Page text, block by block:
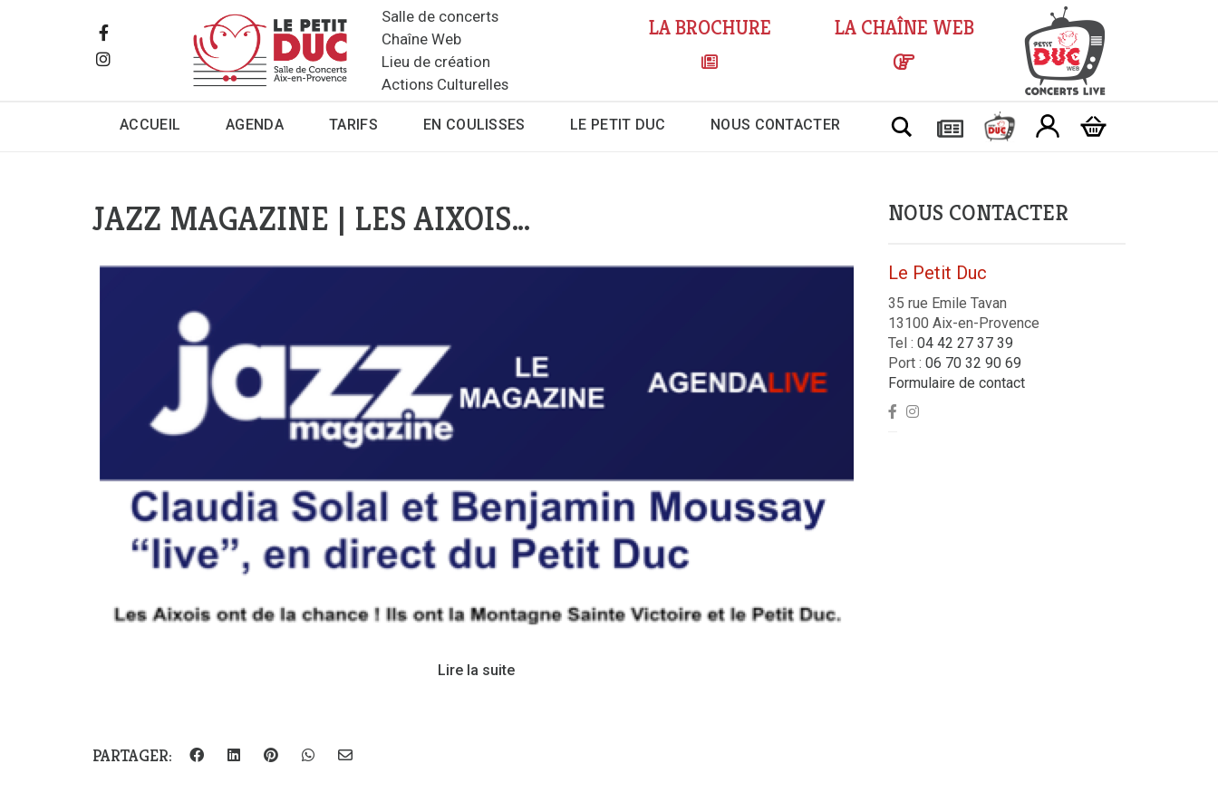
Salle de concerts
Chaîne Web
Lieu de création
Actions Culturelles
LA BROCHURE LA CHAÎNE WEB
ACCUEIL AGENDA TARIFS EN COULISSES LE PETIT DUC NOUS CONTACTER Chercher
JAZZ MAGAZINE | LES AIXOIS…
Lire la suite
PARTAGER:
NOUS CONTACTER
Le Petit Duc
35 rue Emile Tavan
13100 Aix-en-Provence
Tel : 04 42 27 37 39
Port : 06 70 32 90 69
Formulaire de contact